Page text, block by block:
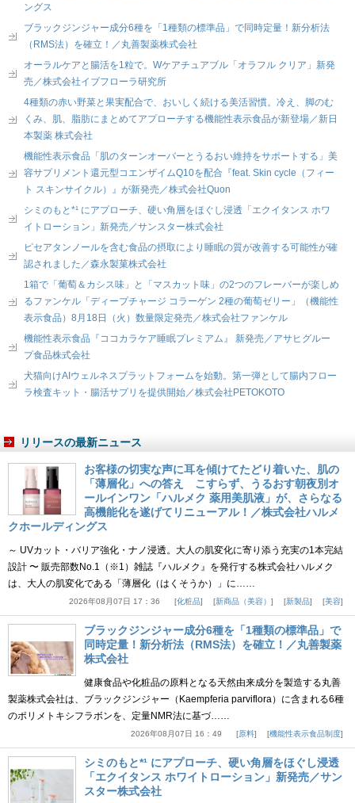
ングス
ブラックジンジャー成分6種を「1種類の標準品」で同時定量！新分析法
（RMS法）を確立！／丸善製薬株式会社
オーラルケアと腸活を1粒で。Wケアチュアブル「オラフル クリア」新発
売／株式会社イブフローラ研究所
4種類の赤い野菜と果実配合で、おいしく続ける美活習慣。冷え、脚のむ
くみ、肌、脂肪にまとめてアプローチする機能性表示食品が新登場／新日
本製薬 株式会社
機能性表示食品「肌のターンオーバーとうるおい維持をサポートする」美
容サプリメント還元型コエンザイムQ10を配合『feat. Skin cycle（フィー
ト スキンサイクル）』が新発売／株式会社Quon
シミのもと*¹ にアプローチ、硬い角層をほぐし浸透「エクイタンス ホワ
イトローション」新発売／サンスター株式会社
ピセアタンノールを含む食品の摂取により睡眠の質が改善する可能性が確
認されました／森永製菓株式会社
1箱で「葡萄＆カシス味」と「マスカット味」の2つのフレーバーが楽しめ
るファンケル「ディープチャージ コラーゲン 2種の葡萄ゼリー」（機能性
表示食品）8月18日（火）数量限定発売／株式会社ファンケル
機能性表示食品『ココカラケア睡眠プレミアム』 新発売／アサヒグルー
プ食品株式会社
犬猫向けAIウェルネスプラットフォームを始動。第一弾として腸内フロー
ラ検査キット・腸活サプリを提供開始／株式会社PETOKOTO
リリースの最新ニュース
お客様の切実な声に耳を傾けてたどり着いた、肌の
「薄層化」への答え こすらず、うるおす朝夜別オ
ールインワン「ハルメク 薬用美肌液」が、さらなる
高機能化を遂げてリニューアル！／株式会社ハルメ
クホールディングス
～ UVカット・バリア強化・ナノ浸透。大人の肌変化に寄り添う充実の1本完結
設計 〜 販売部数No.1（※1）雑誌『ハルメク』を発行する株式会社ハルメク
は、大人の肌変化である「薄層化（はくそうか）」に……
2026年08月07日 17：36 化粧品 新商品（美容） 新製品 美容
ブラックジンジャー成分6種を「1種類の標準品」で
同時定量！新分析法（RMS法）を確立！／丸善製薬
株式会社
健康食品や化粧品の原料となる天然由来成分を製造する丸善
製薬株式会社は、ブラックジンジャー（Kaempferia parviflora）に含まれる6種
のポリメトキシフラボンを、定量NMR法に基づ……
2026年08月07日 16：49 原料 機能性表示食品制度
シミのもと*¹ にアプローチ、硬い角層をほぐし浸透
「エクイタンス ホワイトローション」新発売／サン
スター株式会社